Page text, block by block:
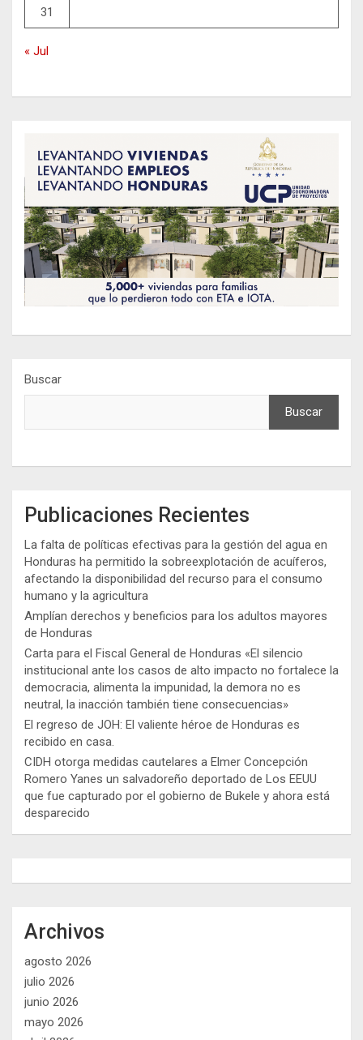
31
« Jul
Buscar
Buscar
Publicaciones Recientes
La falta de políticas efectivas para la gestión del agua en
Honduras ha permitido la sobreexplotación de acuíferos,
afectando la disponibilidad del recurso para el consumo
humano y la agricultura
Amplían derechos y beneficios para los adultos mayores
de Honduras
Carta para el Fiscal General de Honduras «El silencio
institucional ante los casos de alto impacto no fortalece la
democracia, alimenta la impunidad, la demora no es
neutral, la inacción también tiene consecuencias»
El regreso de JOH: El valiente héroe de Honduras es
recibido en casa.
CIDH otorga medidas cautelares a Elmer Concepción
Romero Yanes un salvadoreño deportado de Los EEUU
que fue capturado por el gobierno de Bukele y ahora está
desparecido
Archivos
agosto 2026
julio 2026
junio 2026
mayo 2026